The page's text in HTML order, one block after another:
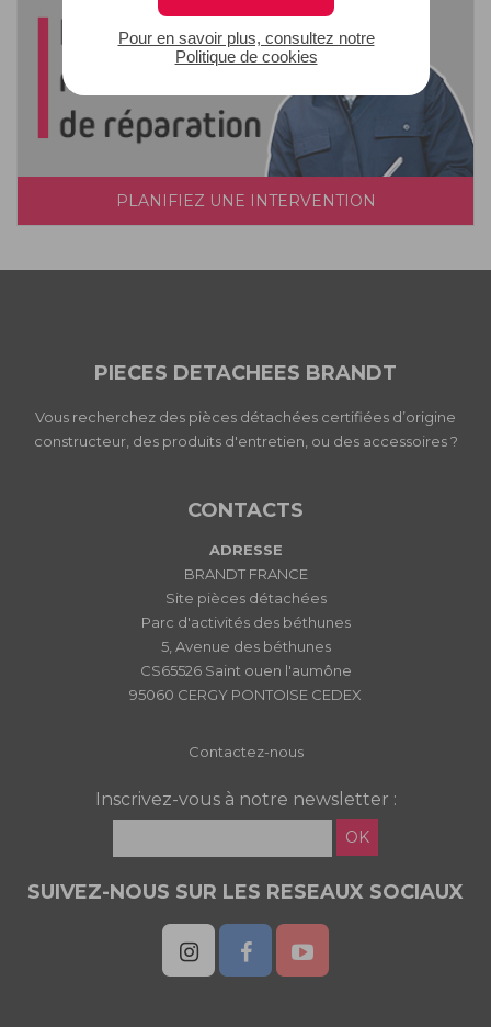
Pour en savoir plus, consultez notre
Politique de cookies
PLANIFIEZ UNE INTERVENTION
PIECES DETACHEES BRANDT
Vous recherchez des pièces détachées certifiées d’origine
constructeur, des produits d'entretien, ou des accessoires ?
CONTACTS
ADRESSE
BRANDT FRANCE
Site pièces détachées
Parc d'activités des béthunes
5, Avenue des béthunes
CS65526 Saint ouen l'aumône
95060 CERGY PONTOISE CEDEX
Contactez-nous
Inscrivez-vous à notre newsletter :
OK
SUIVEZ-NOUS SUR LES RESEAUX SOCIAUX